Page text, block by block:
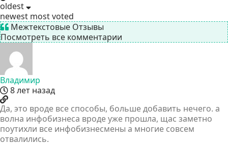
oldest
newest most voted
Межтекстовые Отзывы
Посмотреть все комментарии
Владимир
8 лет назад
Да, это вроде все способы, больше добавить нечего. а
волна инфобизнеса вроде уже прошла, щас заметно
поутихли все инфобизнесмены а многие совсем
отвалились.